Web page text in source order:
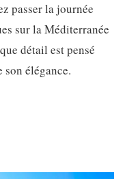
passer la journée
sur la Méditerranée
détail est pensé
élégance.